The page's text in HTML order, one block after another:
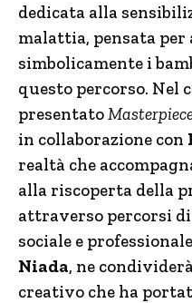
dedicata alla
malattia, pensata per
simbolicamente i
questo percorso. Nel
presentato
in collaborazione con
realtà che
alla riscoperta della
attraverso percorsi
sociale e
Niada, ne
creativo che ha